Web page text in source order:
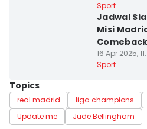
Sport
Jadwal
Misi
Comeback
16 Apr 2025,
Sport
Topics
real madrid liga champions
Update me
Jude Bellingham